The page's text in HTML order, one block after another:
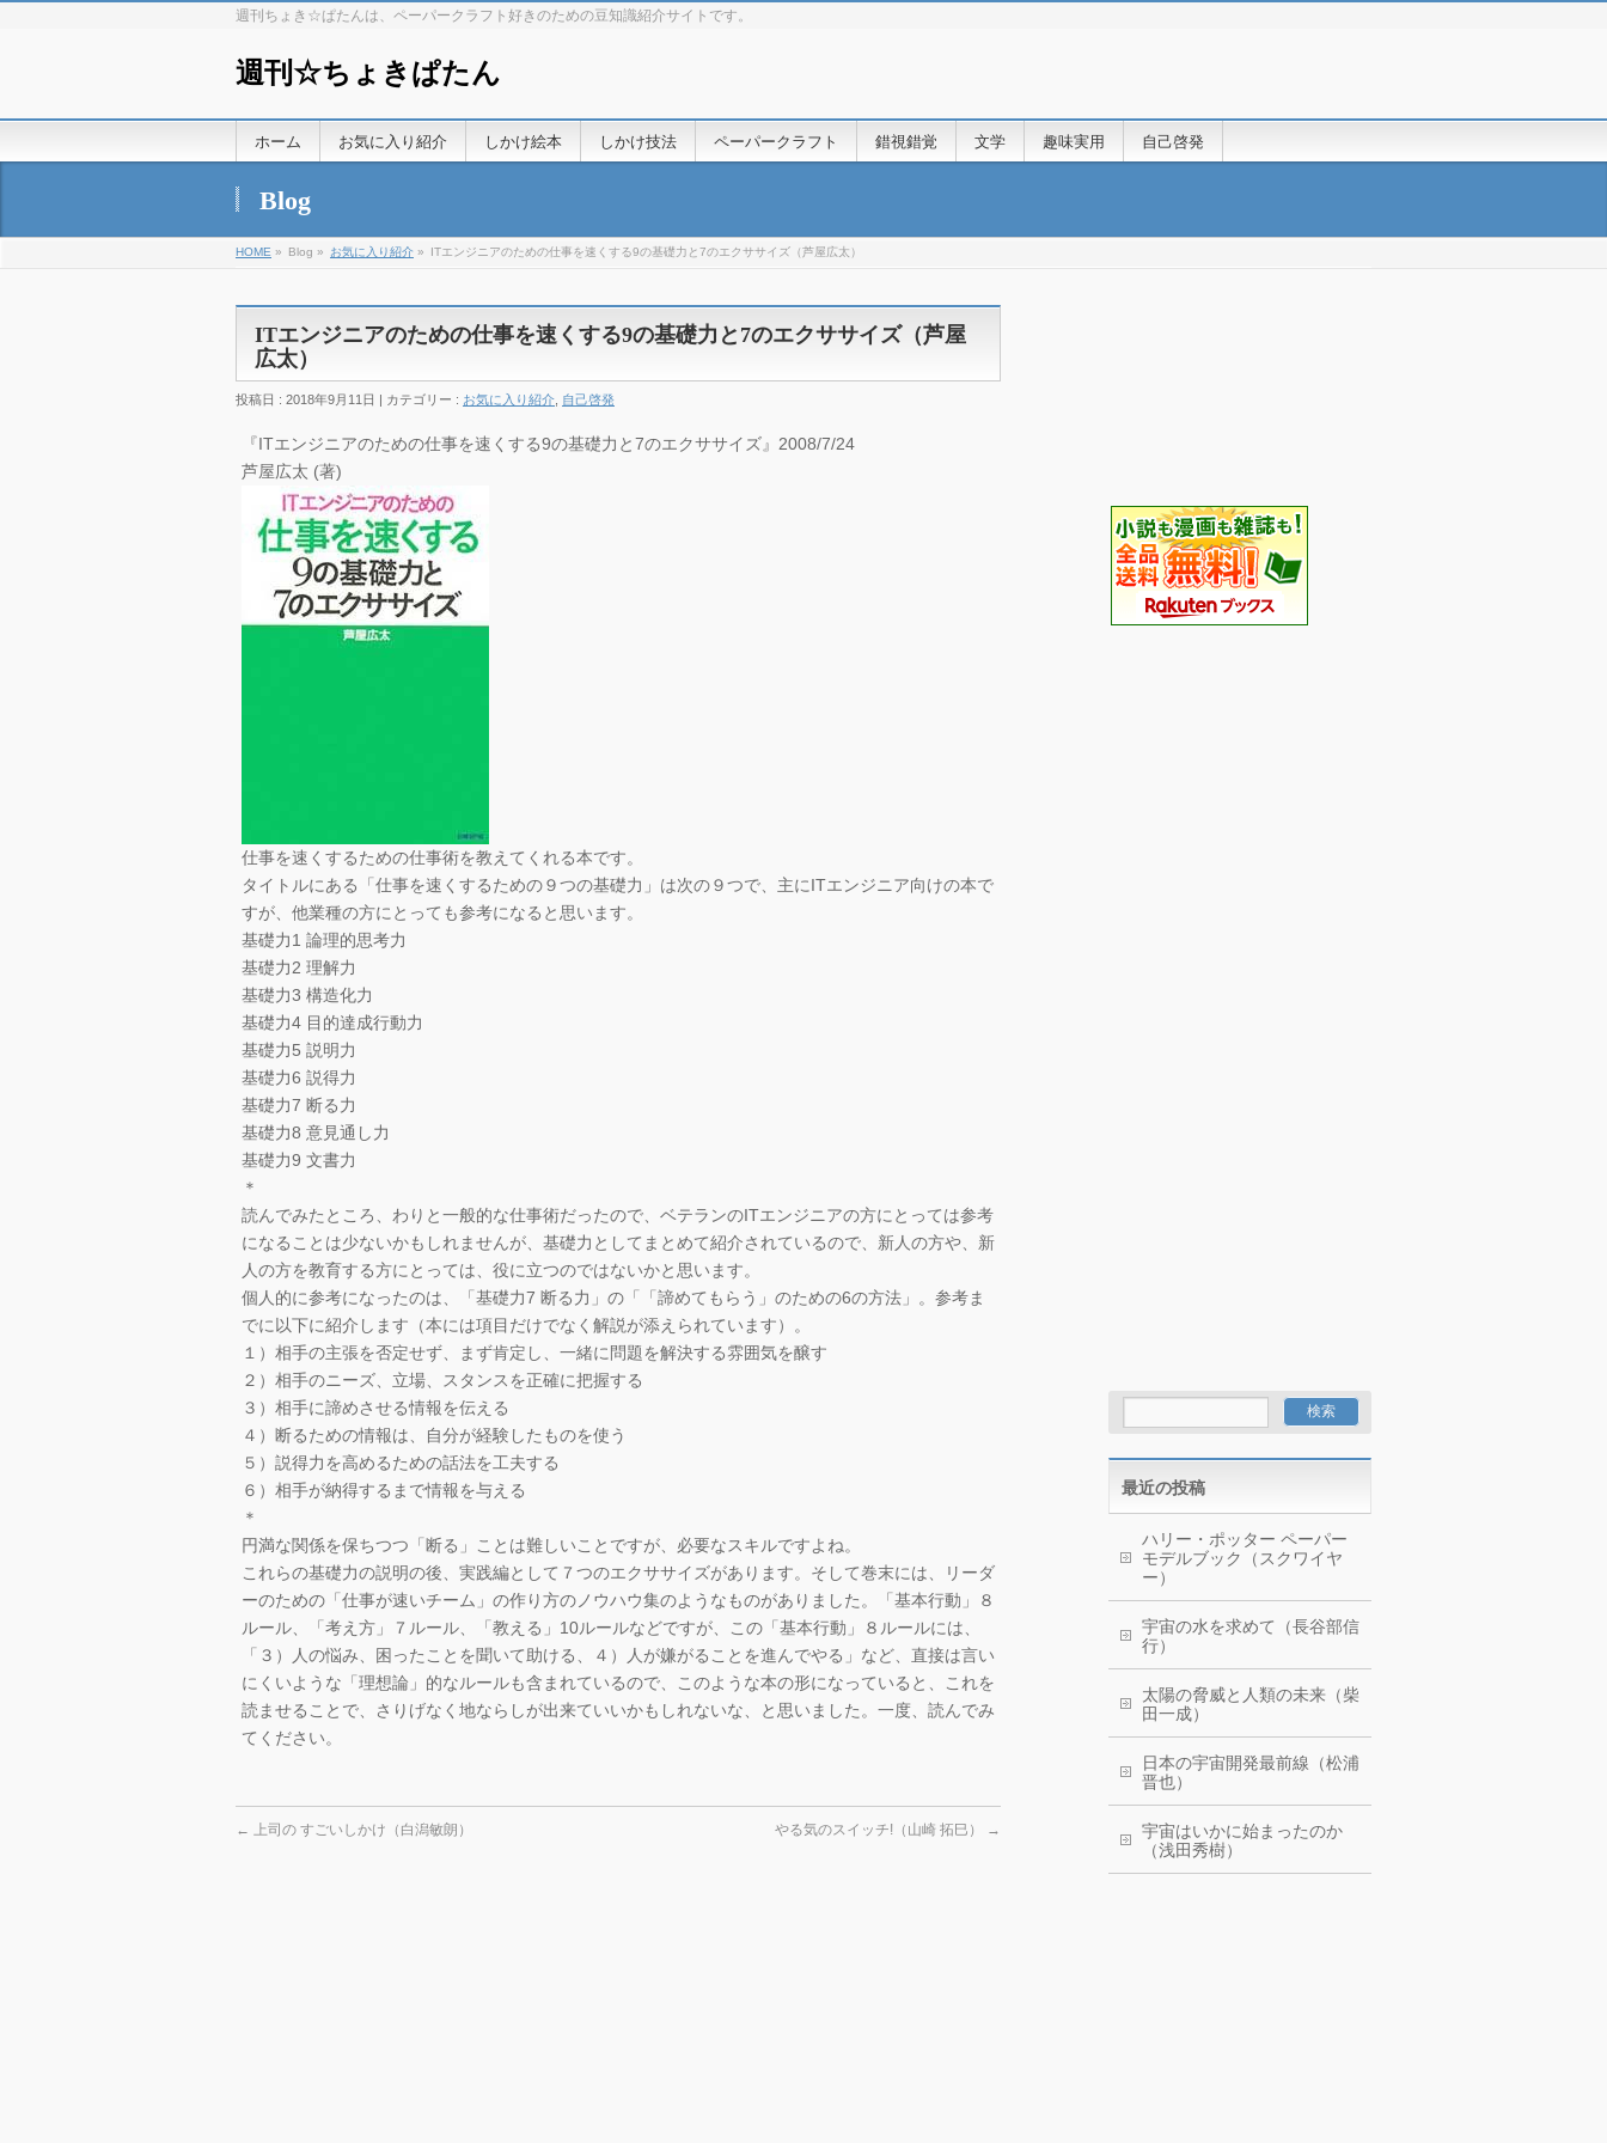
週刊ちょき☆ぱたんは、ペーパークラフト好きのための豆知識紹介サイトです。
週刊☆ちょきぱたん
ホーム お気に入り紹介 しかけ絵本 しかけ技法 ペーパークラフト 錯視錯覚 文学 趣味実用 自己啓発
Blog
HOME » Blog » お気に入り紹介 » ITエンジニアのための仕事を速くする9の基礎力と7のエクササイズ（芦屋広太）
ITエンジニアのための仕事を速くする9の基礎力と7のエクササイズ（芦屋
広太）
投稿日 : 2018年9月11日 | カテゴリー : お気に入り紹介 自己啓発
『ITエンジニアのための仕事を速くする9の基礎力と7のエクササイズ』2008/7/24
芦屋広太 (著)
仕事を速くするための仕事術を教えてくれる本です。
タイトルにある「仕事を速くするための９つの基礎力」は次の９つで、主にITエンジニア向けの本で
すが、他業種の方にとっても参考になると思います。
基礎力1 論理的思考力
基礎力2 理解力
基礎力3 構造化力
基礎力4 目的達成行動力
基礎力5 説明力
基礎力6 説得力
基礎力7 断る力
基礎力8 意見通し力
基礎力9 文書力
＊
読んでみたところ、わりと一般的な仕事術だったので、ベテランのITエンジニアの方にとっては参考
になることは少ないかもしれませんが、基礎力としてまとめて紹介されているので、新人の方や、新
人の方を教育する方にとっては、役に立つのではないかと思います。
個人的に参考になったのは、「基礎力7 断る力」の「「諦めてもらう」のための6の方法」。参考ま
でに以下に紹介します（本には項目だけでなく解説が添えられています）。
１）相手の主張を否定せず、まず肯定し、一緒に問題を解決する雰囲気を醸す
２）相手のニーズ、立場、スタンスを正確に把握する
３）相手に諦めさせる情報を伝える
４）断るための情報は、自分が経験したものを使う
５）説得力を高めるための話法を工夫する
６）相手が納得するまで情報を与える
＊
円満な関係を保ちつつ「断る」ことは難しいことですが、必要なスキルですよね。
これらの基礎力の説明の後、実践編として７つのエクササイズがあります。そして巻末には、リーダ
ーのための「仕事が速いチーム」の作り方のノウハウ集のようなものがありました。「基本行動」８
ルール、「考え方」７ルール、「教える」10ルールなどですが、この「基本行動」８ルールには、
「３）人の悩み、困ったことを聞いて助ける、４）人が嫌がることを進んでやる」など、直接は言い
にくいような「理想論」的なルールも含まれているので、このような本の形になっていると、これを
読ませることで、さりげなく地ならしが出来ていいかもしれないな、と思いました。一度、読んでみ
てください。
← 上司の すごいしかけ（白潟敏朗） やる気のスイッチ!（山崎 拓巳） →
最近の投稿
ハリー・ポッター ペーパー
モデルブック（スクワイヤ
ー）
宇宙の水を求めて（長谷部信
行）
太陽の脅威と人類の未来（柴
田一成）
日本の宇宙開発最前線（松浦
晋也）
宇宙はいかに始まったのか
（浅田秀樹）